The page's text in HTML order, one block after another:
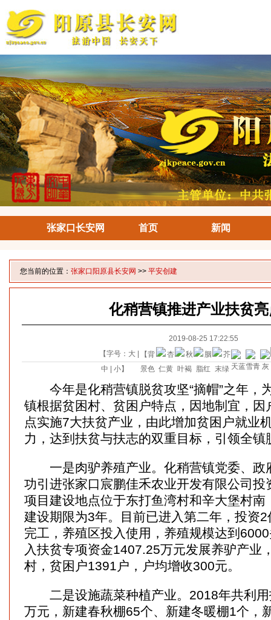
张家口长安网 首页 新闻
您当前的位置： 张家口阳原县长安网 >> 平安创建
化稍营镇推进产业扶贫
2019-08-25 17:22:55
【字号： 大
中
小】
【背
景色
今年是化稍营镇脱贫攻坚“摘帽”之年，
镇根据贫困村、贫困户特点，因地制宜，因
点实施7大扶贫产业，由此增加贫困户就业
力，达到扶贫与扶志的双重目标，引领全镇
一是肉驴养殖产业。化稍营镇党委、政
功引进张家口宸鹏佳禾农业开发有限公司投
项目建设地点位于东打鱼湾村和辛大堡村南
建设期限为3年。目前已进入第二年，投资
完工，养殖区投入使用，养殖规模达到
入扶贫专项资金1407.25万元发展养驴产业
村，贫困户1391户，户均增收300元。
二是设施蔬菜种植产业。2018年共利用
万元，新建春秋棚65个、新建冬暖棚1个，